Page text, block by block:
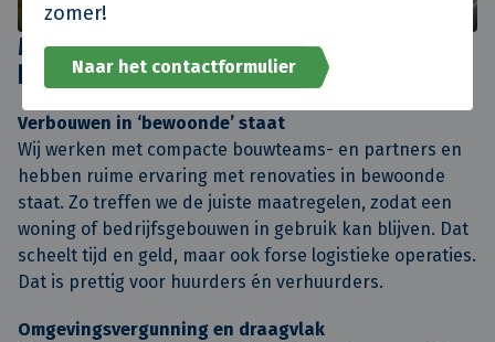
zomer!
Naar het contactformulier
Met aandacht voor voor de
bewoners
Verbouwen in ‘bewoonde’ staat
Wij werken met compacte bouwteams- en partners en
hebben ruime ervaring met renovaties in bewoonde
staat. Zo treffen we de juiste maatregelen, zodat een
woning of bedrijfsgebouwen in gebruik kan blijven. Dat
scheelt tijd en geld, maar ook forse logistieke operaties.
Dat is prettig voor huurders én verhuurders.
Omgevingsvergunning en draagvlak